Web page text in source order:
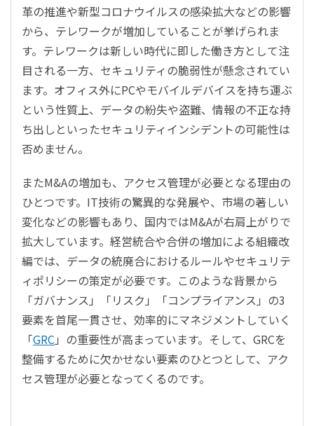
革の推進や新型コロナウイルスの感染拡大などの影響
から、テレワークが増加していることが挙げられま
す。テレワークは新しい時代に即した働き方として注
目される一方、セキュリティの脆弱性が懸念されてい
ます。オフィス外にPCやモバイルデバイスを持ち運ぶ
という性質上、データの紛失や盗難、情報の不正な持
ち出しといったセキュリティインシデントの可能性は
否めません。
またM&Aの増加も、アクセス管理が必要となる理由の
ひとつです。IT技術の驚異的な発展や、市場の著しい
変化などの影響もあり、国内ではM&Aが右肩上がりで
拡大しています。経営統合や合併の増加による組織改
編では、データの統廃合におけるルールやセキュリテ
ィポリシーの策定が必要です。このような背景から
「ガバナンス」「リスク」「コンプライアンス」の3
要素を首尾一貫させ、効率的にマネジメントしていく
「GRC」の重要性が高まっています。そして、GRCを
整備するために欠かせない要素のひとつとして、アク
セス管理が必要となってくるのです。